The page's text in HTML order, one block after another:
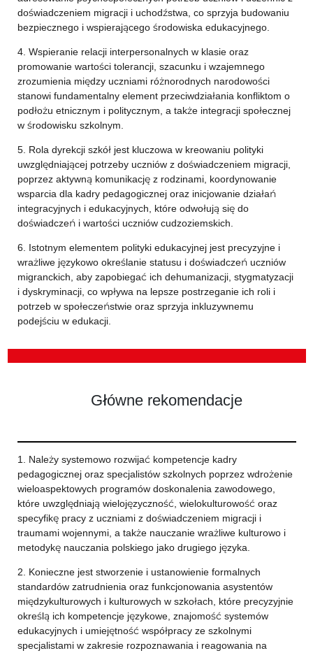
doświadczeniem migracji i uchodźstwa, co sprzyja budowaniu
bezpiecznego i wspierającego środowiska edukacyjnego.
4. Wspieranie relacji interpersonalnych w klasie oraz
promowanie wartości tolerancji, szacunku i wzajemnego
zrozumienia między uczniami różnorodnych narodowości
stanowi fundamentalny element przeciwdziałania konfliktom o
podłożu etnicznym i politycznym, a także integracji społecznej
w środowisku szkolnym.
5. Rola dyrekcji szkół jest kluczowa w kreowaniu polityki
uwzględniającej potrzeby uczniów z doświadczeniem migracji,
poprzez aktywną komunikację z rodzinami, koordynowanie
wsparcia dla kadry pedagogicznej oraz inicjowanie działań
integracyjnych i edukacyjnych, które odwołują się do
doświadczeń i wartości uczniów cudzoziemskich.
6. Istotnym elementem polityki edukacyjnej jest precyzyjne i
wrażliwe językowo określanie statusu i doświadczeń uczniów
migranckich, aby zapobiegać ich dehumanizacji, stygmatyzacji
i dyskryminacji, co wpływa na lepsze postrzeganie ich roli i
potrzeb w społeczeństwie oraz sprzyja inkluzywnemu
podejściu w edukacji.
Główne rekomendacje
1. Należy systemowo rozwijać kompetencje kadry
pedagogicznej oraz specjalistów szkolnych poprzez wdrożenie
wieloaspektowych programów doskonalenia zawodowego,
które uwzględniają wielojęzyczność, wielokulturowość oraz
specyfikę pracy z uczniami z doświadczeniem migracji i
traumami wojennymi, a także nauczanie wrażliwe kulturowo i
metodykę nauczania polskiego jako drugiego języka.
2. Konieczne jest stworzenie i ustanowienie formalnych
standardów zatrudnienia oraz funkcjonowania asystentów
międzykulturowych i kulturowych w szkołach, które precyzyjnie
określą ich kompetencje językowe, znajomość systemów
edukacyjnych i umiejętność współpracy ze szkolnymi
specjalistami w zakresie rozpoznawania i reagowania na